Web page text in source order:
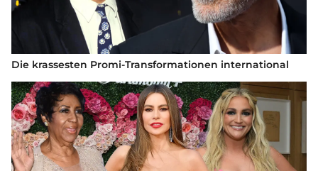
Die krassesten Promi-Transformationen international